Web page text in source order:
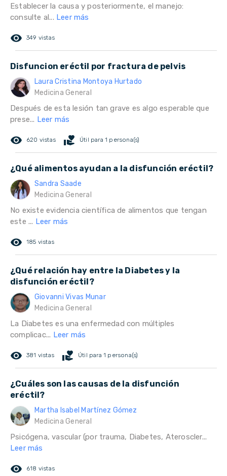
Establecer la causa y posteriormente, el manejo:
consulte al... Leer más
remove_red_eye 349 vistas
Disfuncion eréctil por fractura de pelvis
Laura Cristina Montoya Hurtado
Medicina General
Después de esta lesión tan grave es algo esperable que
prese... Leer más
remove_red_eye 620 vistas volunteer_activism Útil para 1 persona(s)
¿Qué alimentos ayudan a la disfunción eréctil?
Sandra Saade
Medicina General
No existe evidencia científica de alimentos que tengan
este ... Leer más
remove_red_eye 185 vistas
¿Qué relación hay entre la Diabetes y la
disfunción eréctil?
Giovanni Vivas Munar
Medicina General
La Diabetes es una enfermedad con múltiples
complicac... Leer más
remove_red_eye 381 vistas volunteer_activism Útil para 1 persona(s)
¿Cuáles son las causas de la disfunción
eréctil?
Martha Isabel Martínez Gómez
Medicina General
Psicógena, vascular (por trauma, Diabetes, Ateroscler...
Leer más
remove_red_eye 618 vistas